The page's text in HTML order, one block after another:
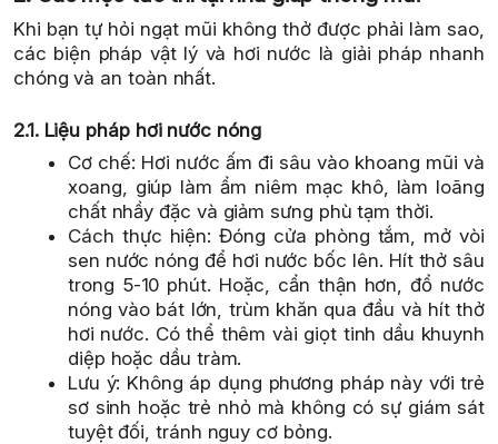
Khi bạn tự hỏi ngạt mũi không thở được phải làm sao,
các biện pháp vật lý và hơi nước là giải pháp nhanh
chóng và an toàn nhất.
2.1. Liệu pháp hơi nước nóng
Cơ chế: Hơi nước ấm đi sâu vào khoang mũi và
xoang, giúp làm ẩm niêm mạc khô, làm loãng
chất nhầy đặc và giảm sưng phù tạm thời.
Cách thực hiện: Đóng cửa phòng tắm, mở vòi
sen nước nóng để hơi nước bốc lên. Hít thở sâu
trong 5-10 phút. Hoặc, cẩn thận hơn, đổ nước
nóng vào bát lớn, trùm khăn qua đầu và hít thở
hơi nước. Có thể thêm vài giọt tinh dầu khuynh
diệp hoặc dầu tràm.
Lưu ý: Không áp dụng phương pháp này với trẻ
sơ sinh hoặc trẻ nhỏ mà không có sự giám sát
tuyệt đối, tránh nguy cơ bỏng.